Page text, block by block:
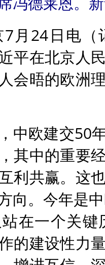
冯德莱恩。
24日电（
平在北京人
会晤的欧洲
欧建交50年
其中的重要
利共赢。这
向。今年是
在一个关
的建设性力